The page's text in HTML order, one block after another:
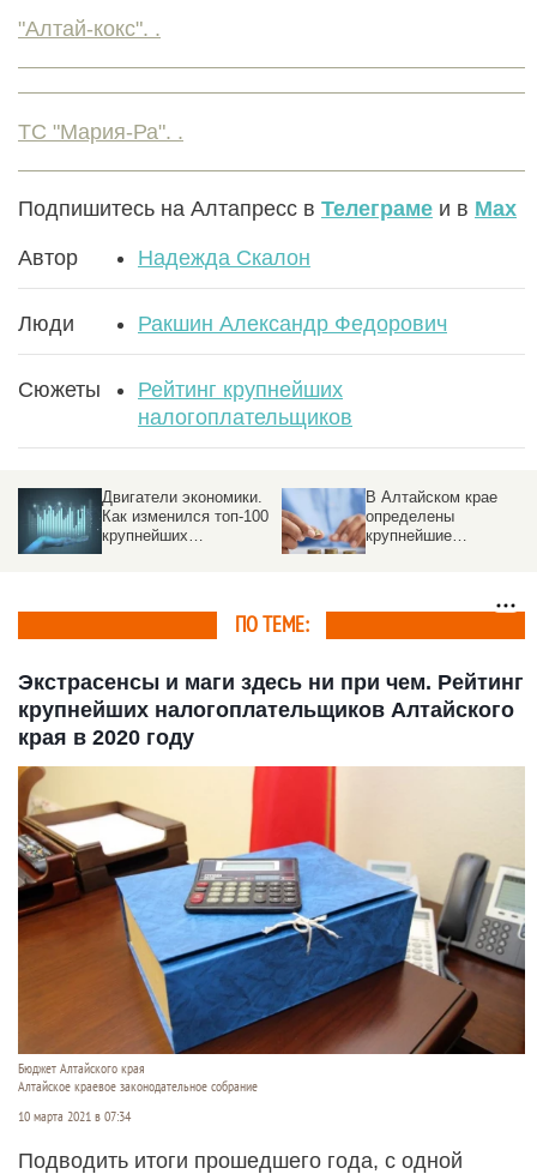
"Алтай-кокс". .
ТС "Мария-Ра". .
Подпишитесь на Алтапресс в Телеграме и в Max
Автор Надежда Скалон
Люди Ракшин Александр Федорович
Сюжеты
Рейтинг крупнейших
налогоплательщиков
Двигатели экономики.
Как изменился топ-100
крупнейших
В Алтайском крае
определены
крупнейшие
ПО ТЕМЕ:
Экстрасенсы и маги здесь ни при чем. Рейтинг
крупнейших налогоплательщиков Алтайского
края в 2020 году
Бюджет Алтайского края
Алтайское краевое законодательное собрание
10 марта 2021 в 07:34
Подводить итоги прошедшего года, с одной